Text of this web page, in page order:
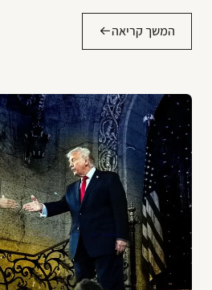
המשך קריאה